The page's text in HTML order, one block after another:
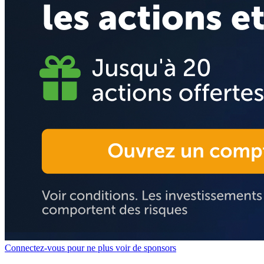
Connectez-vous pour ne plus voir de sponsors